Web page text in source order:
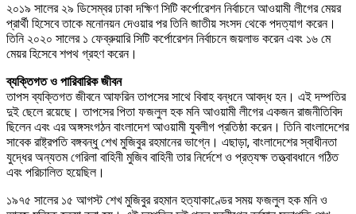
২০১৯ সালের ২৯ ডিসেম্বর ঢাকা দক্ষিণ সিটি কর্পোরেশন নির্বাচনে আওয়ামী লীগের মেয়র
প্রার্থী হিসেবে তাকে মনোনয়ন দেওয়ার পর তিনি জাতীয় সংসদ থেকে পদত্যাগ করেন।
তিনি ২০২০ সালের ১ ফেব্রুয়ারি সিটি কর্পোরেশন নির্বাচনে জয়লাভ করেন এবং ১৬ মে
মেয়র হিসেবে শপথ গ্রহণ করেন।
ব্যক্তিগত ও পারিবারিক জীবন
তাপস ব্যক্তিগত জীবনে আফরিন তাপসের সাথে বিবাহ বন্ধনে আবদ্ধ হন। এই দম্পতির
দুই ছেলে রয়েছে। তাপসের পিতা ফজলুল হক মনি আওয়ামী লীগের একজন রাজনীতিবিদ
ছিলেন এবং এর অঙ্গসংগঠন বাংলাদেশ আওয়ামী যুবলীগ প্রতিষ্ঠা করেন। তিনি বাংলাদেশের
সাবেক রাষ্ট্রপতি বঙ্গবন্ধু শেখ মুজিবুর রহমানের ভাগ্নে। এছাড়া, বাংলাদেশের স্বাধীনতা
যুদ্ধের অন্যতম গেরিলা বাহিনী মুজিব বাহিনী তার নির্দেশে ও প্রত্যক্ষ তত্ত্বাবধানে গঠিত
এবং পরিচালিত হয়েছিল।
১৯৭৫ সালের ১৫ আগস্ট শেখ মুজিবুর রহমান হত্যাকাণ্ডের সময় ফজলুল হক মনি ও